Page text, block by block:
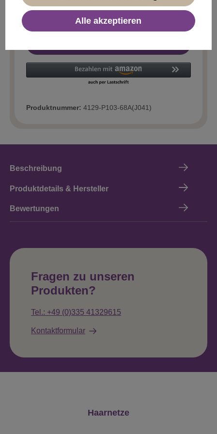
Produktnummer: 4129-P103-68A(J041)
Beschreibung
Produktdetails & Hersteller
Bewertungen
Fragen zu unseren
Produkten?
Tel.: +49 (0)335 41329615
Kontaktformular
Produktgalerie überspringen
Haarnetze
Alle akzeptieren